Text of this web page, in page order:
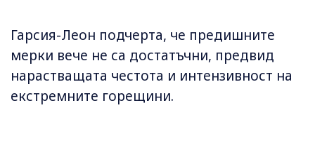
Гарсия-Леон подчерта, че предишните
мерки вече не са достатъчни, предвид
нарастващата честота и интензивност на
екстремните горещини.